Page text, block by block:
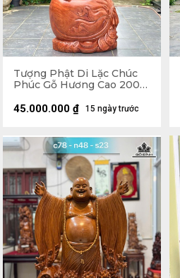
Tượng Phật Di Lặc Chúc
Phúc Gỗ Hương Cao 200
15 ngày trước
45.000.000 ₫